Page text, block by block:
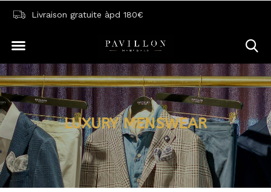
Livraison gratuite àpd 180€
LUXURY MENSWEAR